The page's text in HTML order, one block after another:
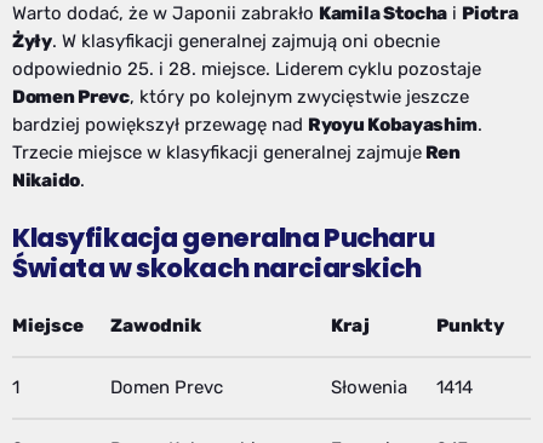
Warto dodać, że w Japonii zabrakło Kamila Stocha i Piotra
Żyły. W klasyfikacji generalnej zajmują oni obecnie
odpowiednio 25. i 28. miejsce. Liderem cyklu pozostaje
Domen Prevc, który po kolejnym zwycięstwie jeszcze
bardziej powiększył przewagę nad Ryoyu Kobayashim.
Trzecie miejsce w klasyfikacji generalnej zajmuje Ren
Nikaido.
Klasyfikacja generalna Pucharu
Świata w skokach narciarskich
Miejsce Zawodnik Kraj Punkty
1 Domen Prevc Słowenia 1414